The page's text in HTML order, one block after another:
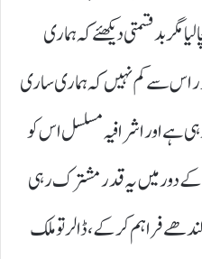
بدقسمتی دیکھئے کہ ہماری
سے کم نہیں کہ ہماری ساری
اور اشرافیہ مسلسل اس کو
دور میں یہ قدر مشترک رہی
فراہم کر کے، ڈالر تو ملک